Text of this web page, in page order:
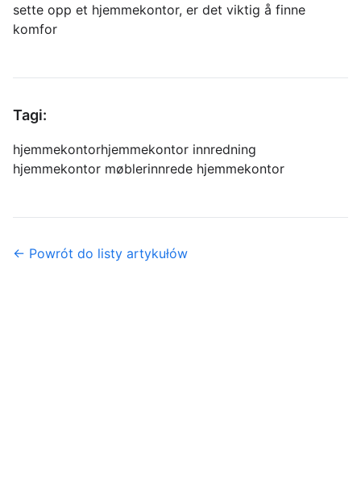
sette opp et hjemmekontor, er det viktig å finne
komfor
Tagi:
hjemmekontorhjemmekontor innredning
hjemmekontor møblerinnrede hjemmekontor
← Powrót do listy artykułów